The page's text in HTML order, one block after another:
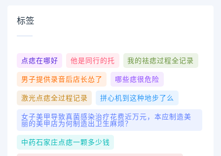
标签
点痣在哪好 他是同行的托 我的祛痣过程全记录
男子提供录音后店长怂了 哪些痣很危险
激光点痣全过程记录 拼心机到这种地步了么
女子美甲导致真菌感染治疗花费近万元，本应制造美
丽的美甲店为何制造出卫生麻烦？
中药石家庄点痣一颗多少钱